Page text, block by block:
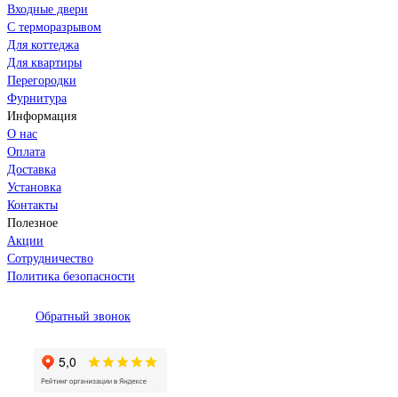
Входные двери
С терморазрывом
Для коттеджа
Для квартиры
Перегородки
Фурнитура
Информация
О нас
Оплата
Доставка
Установка
Контакты
Полезное
Акции
Сотрудничество
Политика безопасности
Обратный звонок